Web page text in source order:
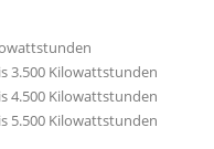
3.500 Kilowattstunden
4.500 Kilowattstunden
5.500 Kilowattstunden